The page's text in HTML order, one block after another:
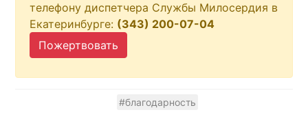
телефону диспетчера Службы Милосердия в
Екатеринбурге: (343) 200-07-04
Пожертвовать
#благодарность